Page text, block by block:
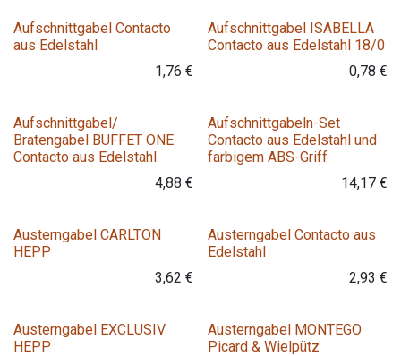
Aufschnittgabel Contacto
aus Edelstahl
1,76 €
Aufschnittgabel ISABELLA
Contacto aus Edelstahl 18/0
0,78 €
Aufschnittgabel/
Bratengabel BUFFET ONE
Contacto aus Edelstahl
4,88 €
Aufschnittgabeln-Set
Contacto aus Edelstahl und
farbigem ABS-Griff
14,17€
Austerngabel CARLTON
HEPP
3,62 €
Austerngabel Contacto aus
Edelstahl
2,93 €
Austerngabel EXCLUSIV
HEPP
Austerngabel MONTEGO
Picard & Wielpütz